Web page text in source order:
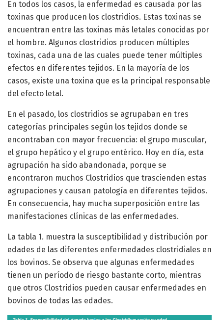
En todos los casos, la enfermedad es causada por las
toxinas que producen los clostridios. Estas toxinas se
encuentran entre las toxinas más letales conocidas por
el hombre. Algunos clostridios producen múltiples
toxinas, cada una de las cuales puede tener múltiples
efectos en diferentes tejidos. En la mayoría de los
casos, existe una toxina que es la principal responsable
del efecto letal.
En el pasado, los clostridios se agrupaban en tres
categorías principales según los tejidos donde se
encontraban con mayor frecuencia: el grupo muscular,
el grupo hepático y el grupo entérico. Hoy en día, esta
agrupación ha sido abandonada, porque se
encontraron muchos Clostridios que trascienden estas
agrupaciones y causan patología en diferentes tejidos.
En consecuencia, hay mucha superposición entre las
manifestaciones clínicas de las enfermedades.
La tabla 1. muestra la susceptibilidad y distribución por
edades de las diferentes enfermedades clostridiales en
los bovinos. Se observa que algunas enfermedades
tienen un período de riesgo bastante corto, mientras
que otros Clostridios pueden causar enfermedades en
bovinos de todas las edades.